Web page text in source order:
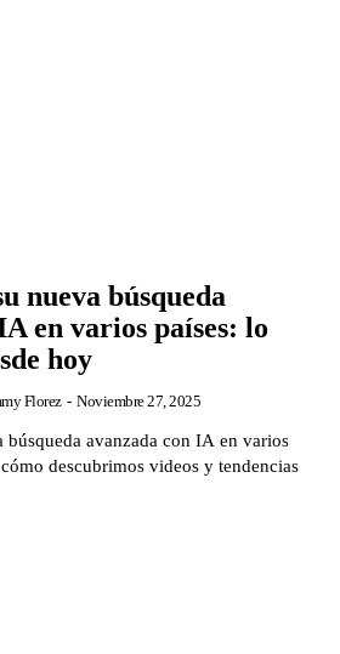
nueva búsqueda
en varios países: lo
hoy
Florez - Noviembre 27, 2025
búsqueda avanzada con IA en varios
descubrimos videos y tendencias